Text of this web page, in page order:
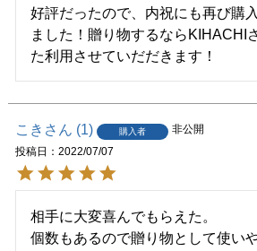
好評だったので、内祝にも再び購
ました！贈り物するならKIHACHI
た利用させていだだきます！
こき 1 購入者
非公開
投稿日
2022/07/07
相手に大変喜んでもらえた。
個数もあるので贈り物として使いや